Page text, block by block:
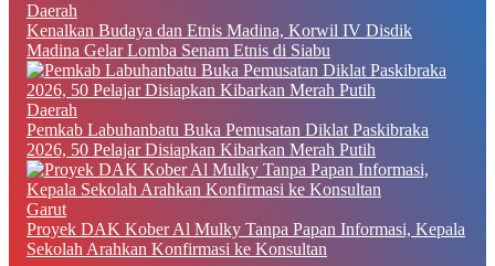
Daerah
Kenalkan Budaya dan Etnis Madina, Korwil IV Disdik
Madina Gelar Lomba Senam Etnis di Siabu
Daerah
Pemkab Labuhanbatu Buka Pemusatan Diklat Paskibraka
2026, 50 Pelajar Disiapkan Kibarkan Merah Putih
Garut
Proyek DAK Kober Al Mulky Tanpa Papan Informasi, Kepala
Sekolah Arahkan Konfirmasi ke Konsultan